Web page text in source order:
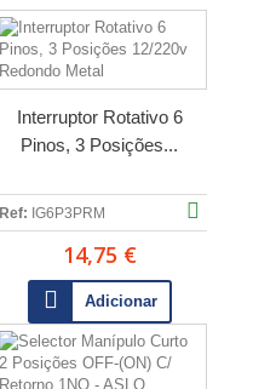
Interruptor Rotativo 6
Pinos, 3 Posições...
Ref: IG6P3PRM
14,75 €
Adicionar